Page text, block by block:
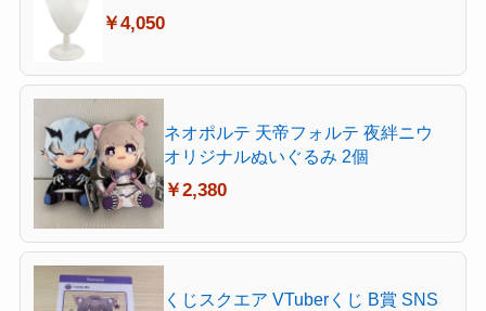
￥4,050
ネオポルテ 天帝フォルテ 夜絆ニウ
オリジナルぬいぐるみ 2個
￥2,380
くじスクエア VTuberくじ B賞 SNS